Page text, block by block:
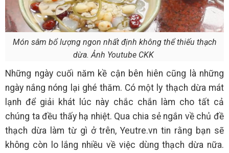
Món sâm bổ lượng ngon nhất định không thể thiếu thạch
dừa. Ảnh Youtube CKK
Những ngày cuối năm kề cận bên hiên cũng là những
ngày nắng nóng lại ghé thăm. Có một ly thạch dừa mát
lạnh để giải khát lúc này chắc chắn làm cho tất cả
chúng ta đều thấy hạ nhiệt. Qua chia sẻ ngắn về chủ đề
thạch dừa làm từ gì ở trên, Yeutre.vn tin rằng bạn sẽ
không còn lo lắng nhiều về việc dùng thạch dừa nữa.